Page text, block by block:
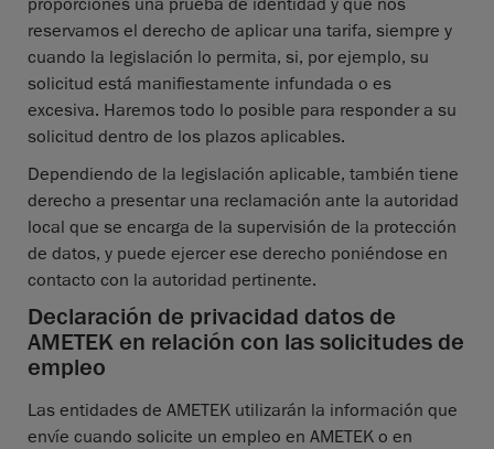
proporciones una prueba de identidad y que nos
reservamos el derecho de aplicar una tarifa, siempre y
cuando la legislación lo permita, si, por ejemplo, su
solicitud está manifiestamente infundada o es
excesiva. Haremos todo lo posible para responder a su
solicitud dentro de los plazos aplicables.
Dependiendo de la legislación aplicable, también tiene
derecho a presentar una reclamación ante la autoridad
local que se encarga de la supervisión de la protección
de datos, y puede ejercer ese derecho poniéndose en
contacto con la autoridad pertinente.
Declaración de privacidad datos de
AMETEK en relación con las solicitudes de
empleo
Las entidades de AMETEK utilizarán la información que
envíe cuando solicite un empleo en AMETEK o en